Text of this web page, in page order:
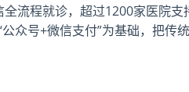
流程就诊，超过1200家医院支
众号+微信支付”为基础，把传统